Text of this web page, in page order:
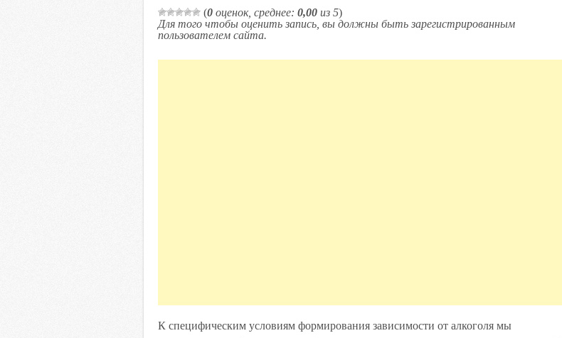
(0 оценок, среднее: 0,00 из 5)
Для того чтобы оценить запись, вы должны быть зарегистрированным
пользователем сайта.
К специфическим условиям формирования зависимости от алкоголя мы